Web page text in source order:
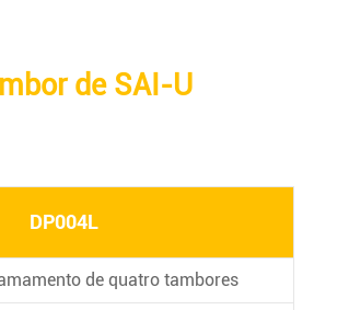
de SAI-U
DP004L
de quatro tambores